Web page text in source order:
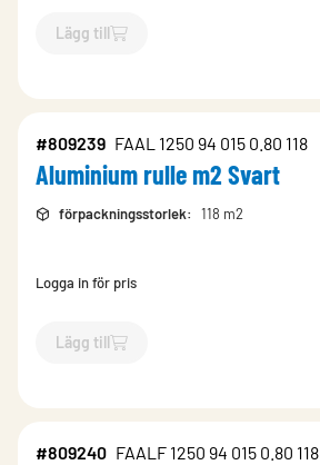
Lägg till
`$Lägg till
#809239 FAAL 1250 94 015 0.80 118
Aluminium rulle m2 Svart
förpackningsstorlek: 118 m2
Logga in för pris
Lägg till
`$Lägg till
#809240 FAALF 1250 94 015 0.80 118